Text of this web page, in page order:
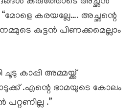
“മോളെ കരയല്ലേ…. അച്ഛന്റെ
നമ്മുടെ കുട്ടൻ പിണക്കമെല്ലാം
കാപ്പി അമ്മയ്ക്ക്
.എന്റെ ഭാമയുടെ കോലം
പറ്റണില്ല .”